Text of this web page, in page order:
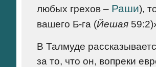
любых грехов – Раши),
вашего Б-га (Йешая
В Талмуде
за то, что он, вопреки